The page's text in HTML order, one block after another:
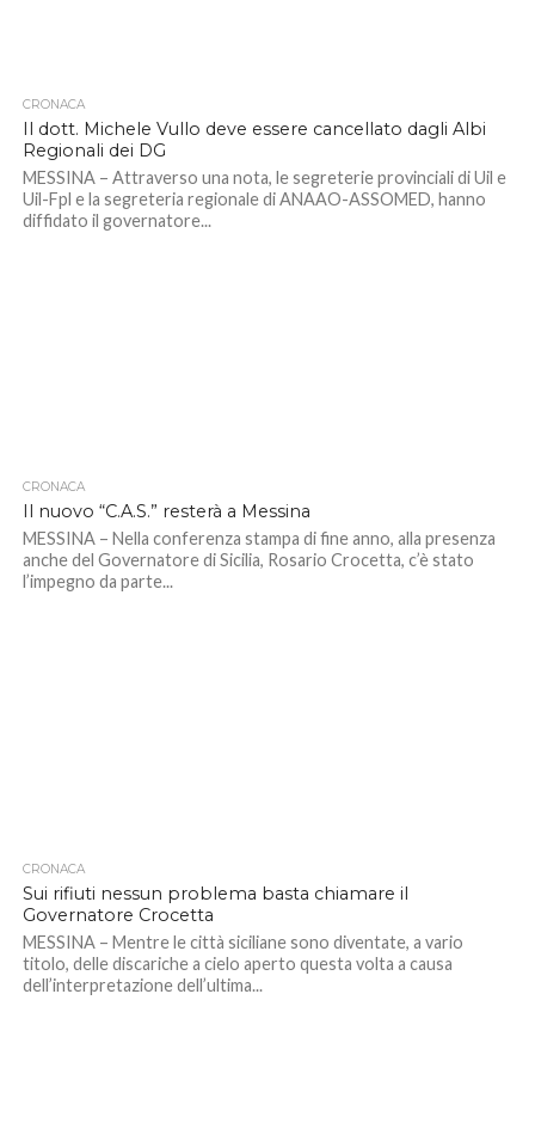
CRONACA
Il dott. Michele Vullo deve essere cancellato dagli Albi
Regionali dei DG
MESSINA – Attraverso una nota, le segreterie provinciali di Uil e
Uil-Fpl e la segreteria regionale di ANAAO-ASSOMED, hanno
diffidato il governatore...
CRONACA
Il nuovo “C.A.S.” resterà a Messina
MESSINA – Nella conferenza stampa di fine anno, alla presenza
anche del Governatore di Sicilia, Rosario Crocetta, c’è stato
l’impegno da parte...
CRONACA
Sui rifiuti nessun problema basta chiamare il
Governatore Crocetta
MESSINA – Mentre le città siciliane sono diventate, a vario
titolo, delle discariche a cielo aperto questa volta a causa
dell’interpretazione dell’ultima...